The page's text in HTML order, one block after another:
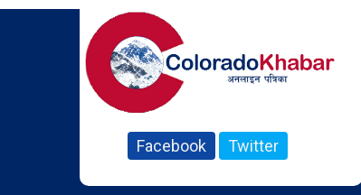
Facebook Twitter